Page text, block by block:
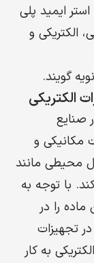
ایمید پلی
الکتریکی و
گویند.
الکتریکی
صنایع
مکانیکی و
محیطی مانند
با توجه به
را در
تجهیزات
به کار